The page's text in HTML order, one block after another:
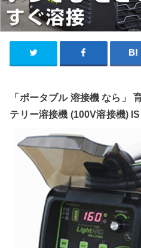
「ポータブル 溶接機 なら」
テリー溶接機 (100V溶接機)